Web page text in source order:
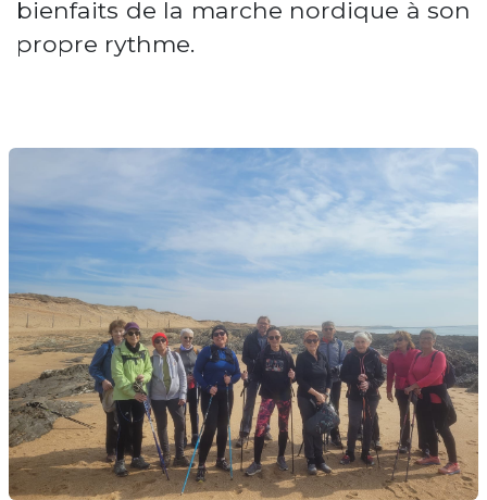
bienfaits de la marche nordique à son
propre rythme.